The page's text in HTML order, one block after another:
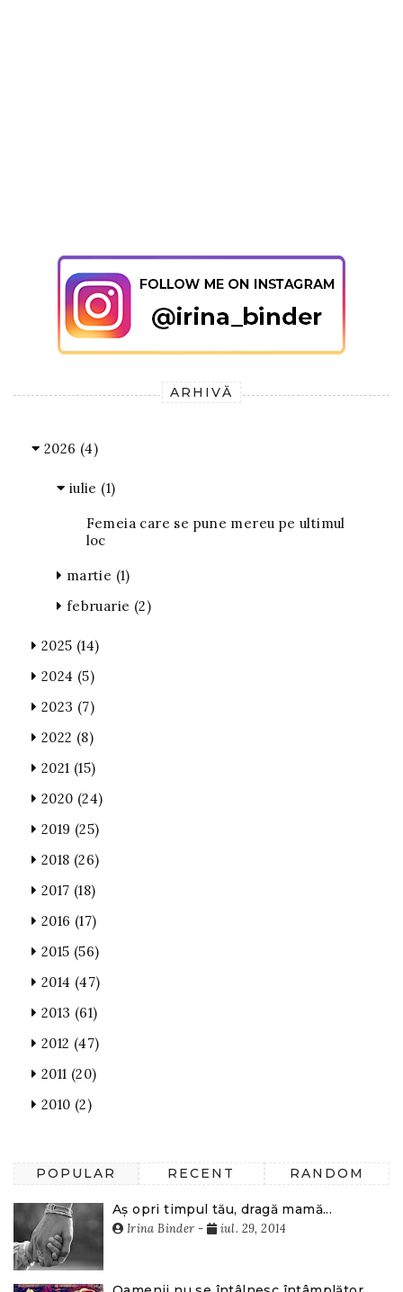
ARHIVĂ
2026 (4)
iulie (1)
Femeia care se pune mereu pe ultimul
loc
martie (1)
februarie (2)
2025 (14)
2024 (5)
2023 (7)
2022 (8)
2021 (15)
2020 (24)
2019 (25)
2018 (26)
2017 (18)
2016 (17)
2015 (56)
2014 (47)
2013 (61)
2012 (47)
2011 (20)
2010 (2)
POPULAR RECENT RANDOM
Aș opri timpul tău, dragă mamă...
Irina Binder - iul. 29, 2014